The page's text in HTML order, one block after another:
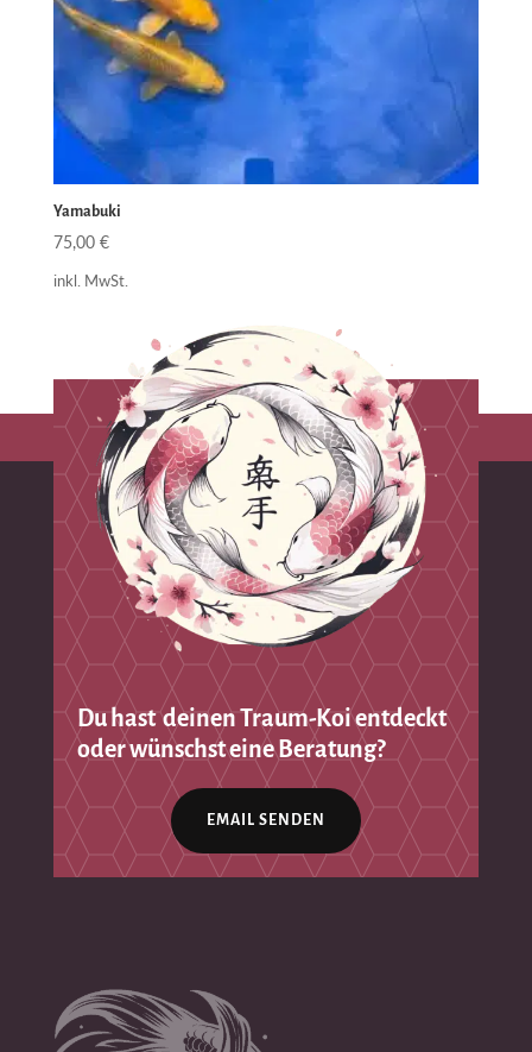
Yamabuki
75,00 €
inkl. MwSt.
1 2 →
Du hast deinen Traum-Koi entdeckt
oder wünschst eine Beratung?
EMAIL SENDEN